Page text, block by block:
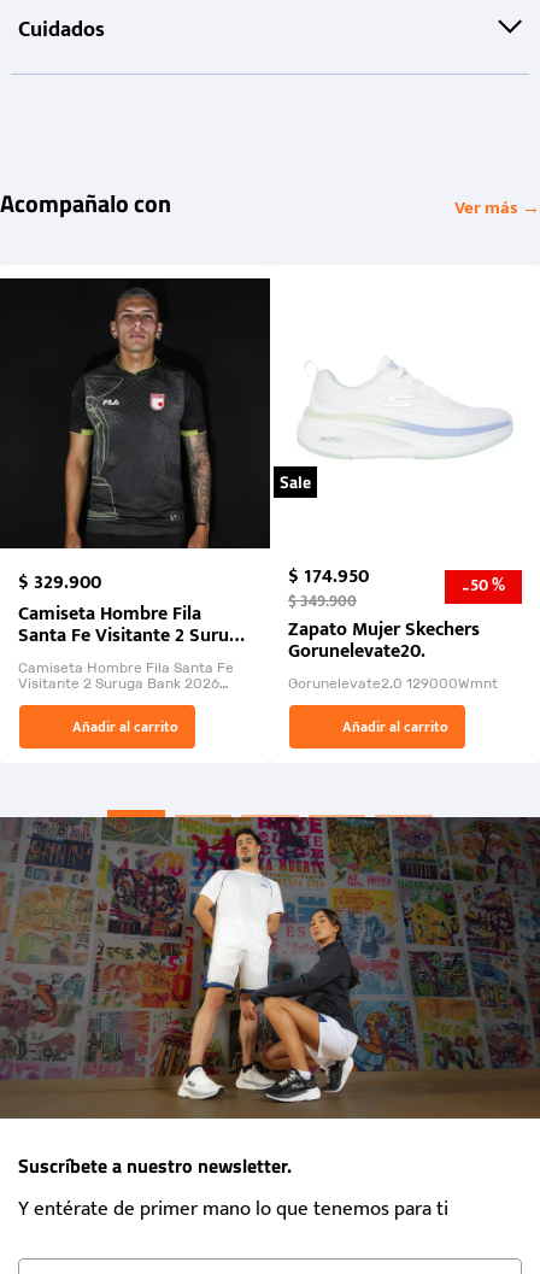
Cuidados
Acompañalo con Ver más →
$329.900
Camiseta Hombre Fila
Santa Fe Visitante 2 Suruga
Bank 2026
Camiseta Hombre Fila Santa Fe
Visitante 2 Suruga Bank 2026
El Rugido del Sol Naciente:
“Primeros para la Et...
Añadir al carrito
Sale
$174.950
$349.900 -50 %
Zapato Mujer Skechers
Gorunelevate20.
Gorunelevate2.0 129000Wmnt
Añadir al carrito
Suscríbete a nuestro newsletter.
Y entérate de primer mano lo que tenemos para ti